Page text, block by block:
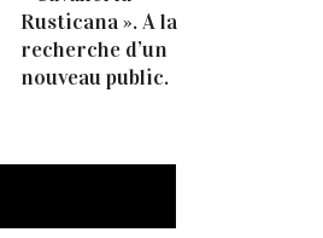
Rusticana ». A la
recherche d’un
nouveau public.